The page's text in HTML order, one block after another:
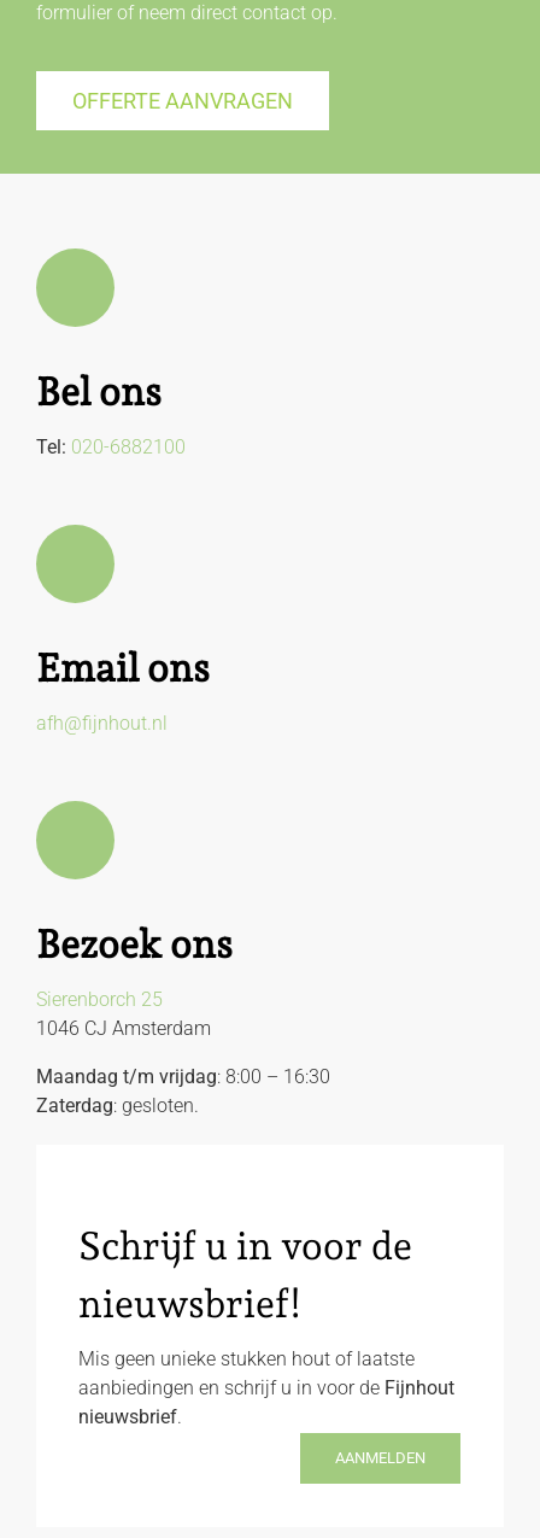
formulier of neem direct contactop.
OFFERTE AANVRAGEN
Bel ons
Tel: 020-6882100
Email ons
afh@fijnhout.nl
Bezoek ons
Sierenborch 25
1046 CJ Amsterdam
Maandag t/m vrijdag: 8:00 – 16:30
Zaterdag: gesloten.
Schrijf u in voor de
nieuwsbrief!
Mis geen unieke stukken hout of laatste
aanbiedingen en schrijf u in voor de Fijnhout
nieuwsbrief.
AANMELDEN